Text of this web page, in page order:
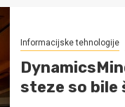
Informacijske tehnologije
steze so bile